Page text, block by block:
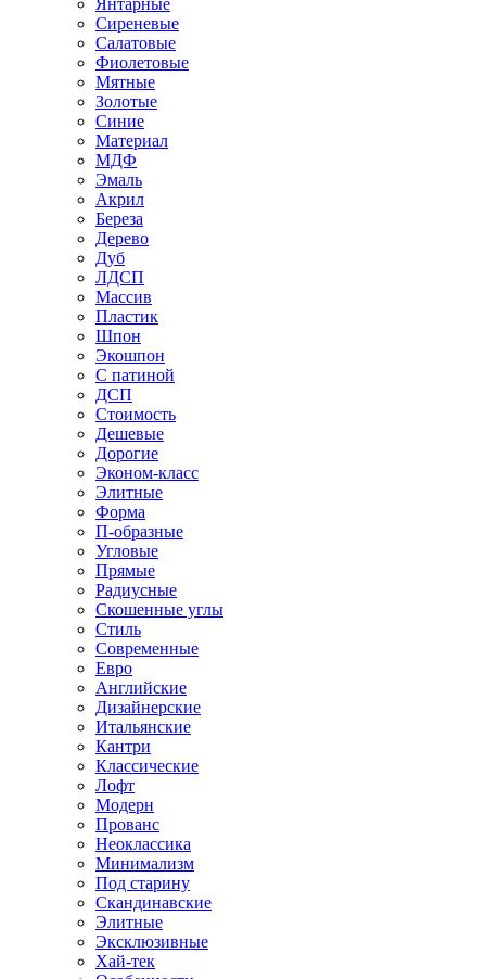
Янтарные
Сиреневые
Салатовые
Фиолетовые
Мятные
Золотые
Синие
Материал
МДФ
Эмаль
Акрил
Береза
Дерево
Дуб
ЛДСП
Массив
Пластик
Шпон
Экошпон
С патиной
ДСП
Стоимость
Дешевые
Дорогие
Эконом-класс
Элитные
Форма
П-образные
Угловые
Прямые
Радиусные
Скошенные углы
Стиль
Современные
Евро
Английские
Дизайнерские
Итальянские
Кантри
Классические
Лофт
Модерн
Прованс
Неоклассика
Минимализм
Под старину
Скандинавские
Элитные
Эксклюзивные
Хай-тек